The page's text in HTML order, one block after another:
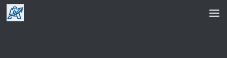
Saltar al contenido